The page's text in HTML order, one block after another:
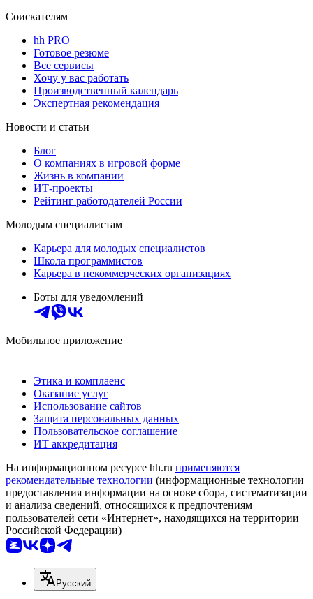
Соискателям
hh PRO
Готовое резюме
Все сервисы
Хочу у вас работать
Производственный календарь
Экспертная рекомендация
Новости и статьи
Блог
О компаниях в игровой форме
Жизнь в компании
ИТ-проекты
Рейтинг работодателей России
Молодым специалистам
Карьера для молодых специалистов
Школа программистов
Карьера в некоммерческих организациях
Боты для уведомлений
Мобильное приложение
Этика и комплаенс
Оказание услуг
Использование сайтов
Защита персональных данных
Пользовательское соглашение
ИТ аккредитация
На информационном ресурсе hh.ru применяются
рекомендательные технологии (информационные технологии
предоставления информации на основе сбора, систематизации
и анализа сведений, относящихся к предпочтениям
пользователей сети «Интернет», находящихся на территории
Российской Федерации)
Русский